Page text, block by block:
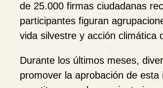
de 25.000 firmas ciudadanas
participantes figuran
vida silvestre y acción climática
Durante los últimos meses,
promover la aprobación de